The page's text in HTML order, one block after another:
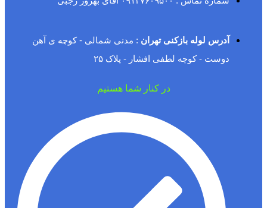
آدرس لوله بازکنی تهران : مدنی شمالی - کوچه ی آهن
دوست - کوچه لطفی افشار - پلاک ۲۵
در کنار شما هستیم